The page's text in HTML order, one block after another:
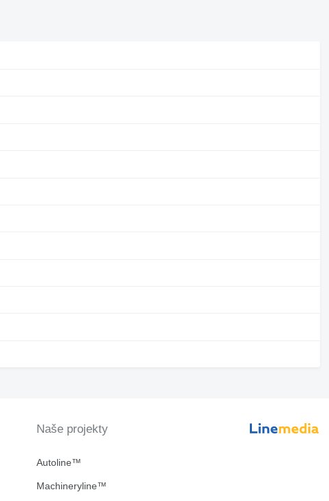
Naše projekty
Autoline™
Machineryline™